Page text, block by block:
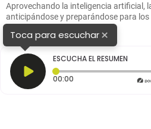
Aprovechando la inteligencia artificial,
anticipándose y preparándose para los
Suárez
Toca para escuchar×
ESCUCHA EL RESUMEN
00:00 Tiempo transcurrido: